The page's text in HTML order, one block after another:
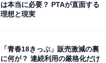
は本当に必要？ PTAが直面する
理想と現実
「青春18きっぷ」販売激減の裏
に何が？ 連続利用の厳格化だけ